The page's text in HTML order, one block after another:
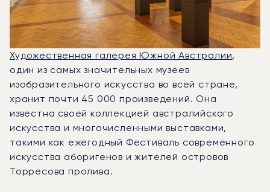
Художественная галерея Южной Австралии,
один из самых значительных музеев
изобразительного искусства во всей стране,
хранит почти 45 000 произведений. Она
известна своей коллекцией австралийского
искусства и многочисленными выставками,
такими как ежегодный Фестиваль современного
искусства аборигенов и жителей островов
Торресова пролива.